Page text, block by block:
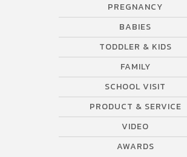
PREGNANCY
BABIES
TODDLER & KIDS
FAMILY
SCHOOL VISIT
PRODUCT & SERVICE
VIDEO
AWARDS